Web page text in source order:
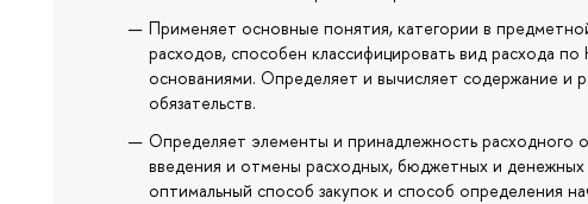
Применяет основные понятия, категории в
расходов, способен классифицировать вид расхода
основаниями. Определяет и вычисляет содержание и
обязательств.
Определяет элементы и принадлежность расходного
введения и отмены расходных, бюджетных и денежных
оптимальный способ закупок и способ определения